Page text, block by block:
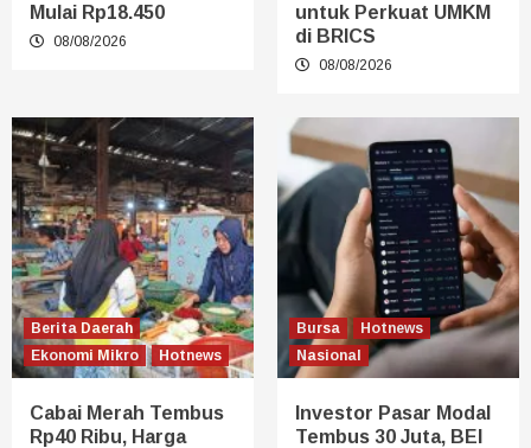
Mulai Rp18.450
08/08/2026
untuk Perkuat UMKM
di BRICS
08/08/2026
Berita Daerah
Ekonomi Mikro
Hotnews
Cabai Merah Tembus
Rp40 Ribu, Harga
Bursa
Hotnews
Nasional
Investor Pasar Modal
Tembus 30 Juta, BEI